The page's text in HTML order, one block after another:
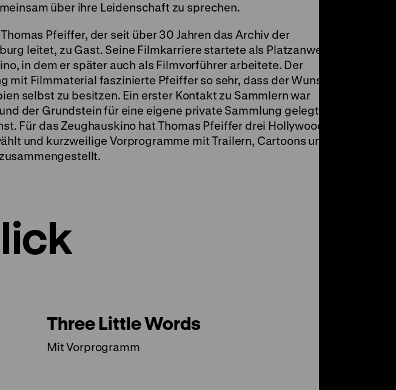
über ihre Leidenschaft zu sprechen.
Pfeiffer, der seit über 30 Jahren das Archiv der
leitet, zu Gast. Seine Filmkarriere startete als Platzanweiser
in dem er später auch als Filmvorführer arbeitete. Der
mit Filmmaterial faszinierte Pfeiffer so sehr, dass der Wunsch
selbst zu besitzen. Ein erster Kontakt zu Sammlern war
der Grundstein für eine eigene private Sammlung gelegt, die
Für das Zeughauskino hat Thomas Pfeiffer drei Hollywood-
und kurzweilige Vorprogramme mit Trailern, Cartoons und
Three Little Words
Mit Vorprogramm